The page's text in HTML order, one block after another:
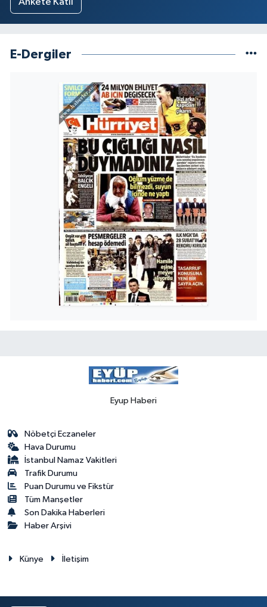
Ankete Katıl
E-Dergiler
Eyup Haberi
Nöbetçi Eczaneler
Hava Durumu
İstanbul Namaz Vakitleri
Trafik Durumu
Puan Durumu ve Fikstür
Tüm Manşetler
Son Dakika Haberleri
Haber Arşivi
Künye İletişim